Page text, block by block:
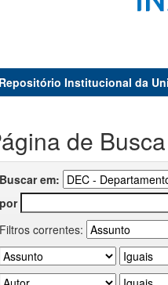
Repositório Institucional da
de Busca
Buscar em:
por
Filtros correntes: